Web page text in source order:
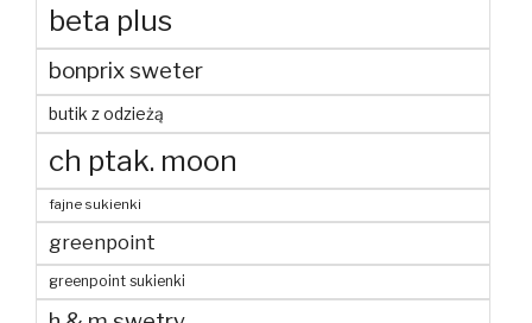
beta plus
bonprix sweter
butik z odzieżą
ch ptak. moon
fajne sukienki
greenpoint
greenpoint sukienki